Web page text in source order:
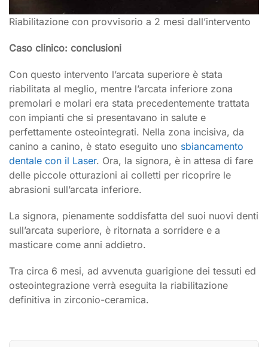
Riabilitazione con provvisorio a 2 mesi dall’intervento
Caso clinico: conclusioni
Con questo intervento l’arcata superiore è stata
riabilitata al meglio, mentre l’arcata inferiore zona
premolari e molari era stata precedentemente trattata
con impianti che si presentavano in salute e
perfettamente osteointegrati. Nella zona incisiva, da
canino a canino, è stato eseguito uno sbiancamento
dentale con il Laser. Ora, la signora, è in attesa di fare
delle piccole otturazioni ai colletti per ricoprire le
abrasioni sull’arcata inferiore.
La signora, pienamente soddisfatta del suoi nuovi denti
sull’arcata superiore, è ritornata a sorridere e a
masticare come anni addietro.
Tra circa 6 mesi, ad avvenuta guarigione dei tessuti ed
osteointegrazione verrà eseguita la riabilitazione
definitiva in zirconio-ceramica.